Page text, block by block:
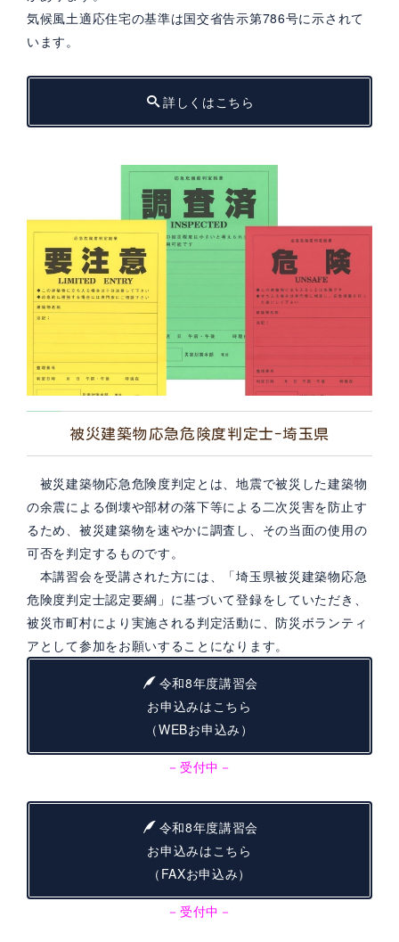
気候風土適応住宅の基準は国交省告示第786号に示されて
います。
詳しくはこちら
被災建築物応急危険度判定士-埼玉県
被災建築物応急危険度判定とは、地震で被災した建築物
の余震による倒壊や部材の落下等による二次災害を防止す
るため、被災建築物を速やかに調査し、その当面の使用の
可否を判定するものです。
本講習会を受講された方には、「埼玉県被災建築物応急
危険度判定士認定要綱」に基づいて登録をしていただき、
被災市町村により実施される判定活動に、防災ボランティ
アとして参加をお願いすることになります。
令和8年度講習会
お申込みはこちら
（WEBお申込み）
－受付中－
令和8年度講習会
お申込みはこちら
（FAXお申込み）
－受付中－